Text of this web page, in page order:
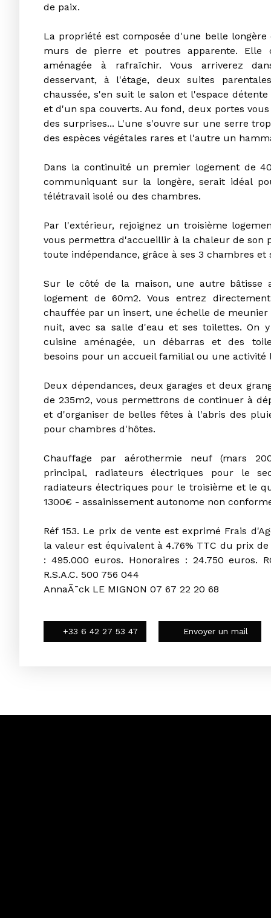
de paix.
La propriété est composée d'une belle longère
murs de pierre et poutres apparente. Elle
aménagée à rafraîchir. Vous arriverez
desservant, à l'étage, deux suites
chaussée, s'en suit le salon et l'espace
et d'un spa couverts. Au fond, deux portes
des surprises... L'une s'ouvre sur une serre
des espèces végétales rares et l'autre un
Dans la continuité un premier logement de
communiquant sur la longère, serait idéal
télétravail isolé ou des chambres.
Par l'extérieur, rejoignez un troisième
vous permettra d'accueillir à la chaleur de son
toute indépendance, grâce à ses 3 chambres et
Sur le côté de la maison, une autre bâtisse
logement de 60m2. Vous entrez
chauffée par un insert, une échelle de meunier
nuit, avec sa salle d'eau et ses toilettes. On
cuisine aménagée, un débarras et des
besoins pour un accueil familial ou une activité
Deux dépendances, deux garages et deux
de 235m2, vous permettrons de continuer à
et d'organiser de belles fêtes à l'abris des
pour chambres d'hôtes.
Chauffage par aérothermie neuf (mars
principal, radiateurs électriques pour le
radiateurs électriques pour le troisième et le
1300€ - assainissement autonome non
Réf 153. Le prix de vente est exprimé Frais
la valeur est équivalent à 4.76% TTC du prix
: 495.000 euros. Honoraires : 24.750 euros.
R.S.A.C. 500 756 044
AnnaÃ¯ck LE MIGNON 07 67 22 20 68
+33 6 42 27 53 47 Envoyer un mail